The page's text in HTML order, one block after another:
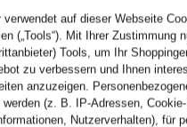
ARTIKEL ENTDECKEN
verwendet auf dieser Webseite
(„Tools“). Mit Ihrer Zustimmung
Tools, um Ihr
zu verbessern und Ihnen
anzuzeigen.
werden (z. B. IP-Adressen,
Nutzerverhalten), für